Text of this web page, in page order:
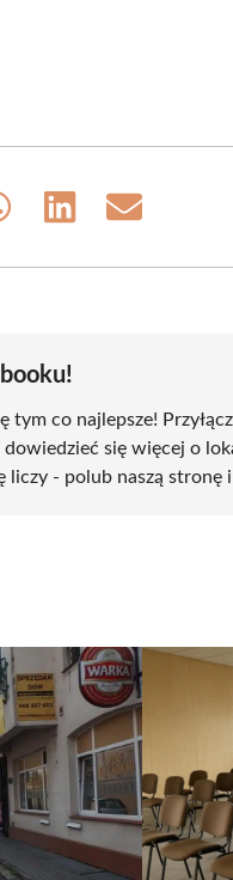
Share
Share
co najlepsze!
dowiedzieć się więcej o
liczy - polub naszą stronę